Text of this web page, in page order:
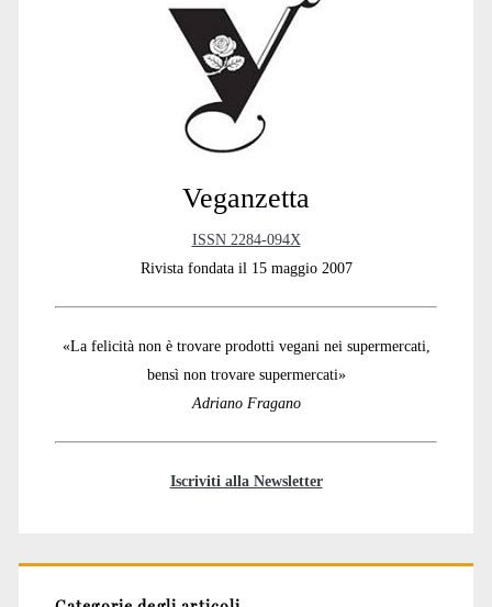
Veganzetta
ISSN 2284-094X
Rivista fondata il 15 maggio 2007
«La felicità non è trovare prodotti vegani nei supermercati,
bensì non trovare supermercati»
Adriano Fragano
Iscriviti alla Newsletter